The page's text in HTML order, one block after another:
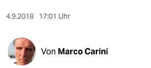
gesellschaft
kultur
sport
4.9.2018 17:01 Uhr
Von Marco Carini